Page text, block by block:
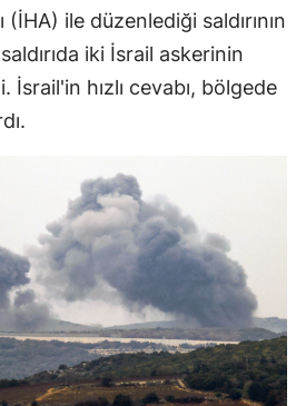
(İHA) ile düzenlediği saldırının
iki İsrail askerinin
İsrail'in hızlı cevabı, bölgede